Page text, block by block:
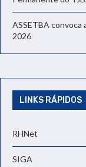
ASSETBA convoca
2026
LINKS RÁPIDOS
RHNet
SIGA